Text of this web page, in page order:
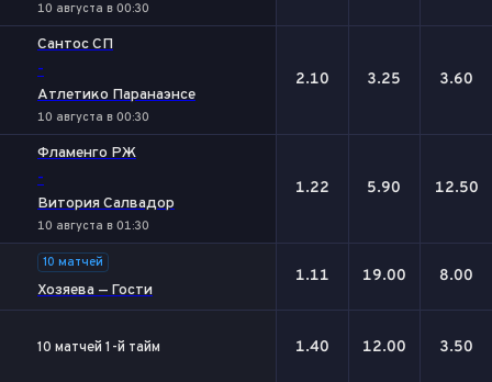
10 августа в 00:30
Сантос СП
-
Атлетико Паранаэнсе
10 августа в 00:30
2.10 3.25 3.60
Фламенго РЖ
-
Витория Салвадор
10 августа в 01:30
1.22 5.90 12.50
10 матчей
Хозяева — Гости
1.11 19.00 8.00
10 матчей 1-й тайм 1.40 12.00 3.50